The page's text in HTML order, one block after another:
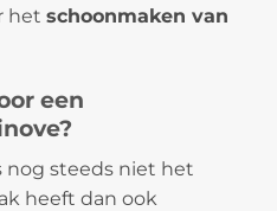
het schoonmaken van
een
nog steeds niet het
heeft dan ook